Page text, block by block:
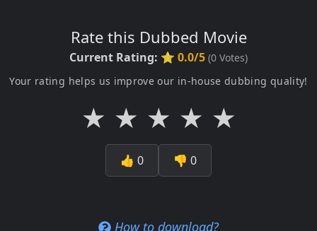
Rate this Dubbed Movie
Current Rating: ⭐ 0.0/5 (0 Votes)
Your rating helps us improve our in-house dubbing quality!
★ ★ ★ ★ ★
👍 0 👎 0
How to download?